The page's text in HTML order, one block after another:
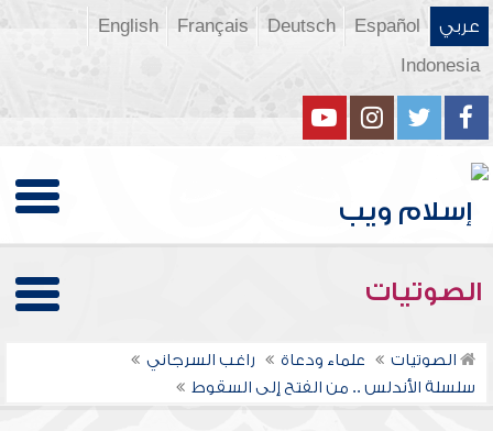
عربي Español
Deutsch
Français
English
Indonesia
الصوتيات
الصوتيات علماء ودعاة
راغب السرجاني
سلسلة الأندلس .. من الفتح إلى السقوط